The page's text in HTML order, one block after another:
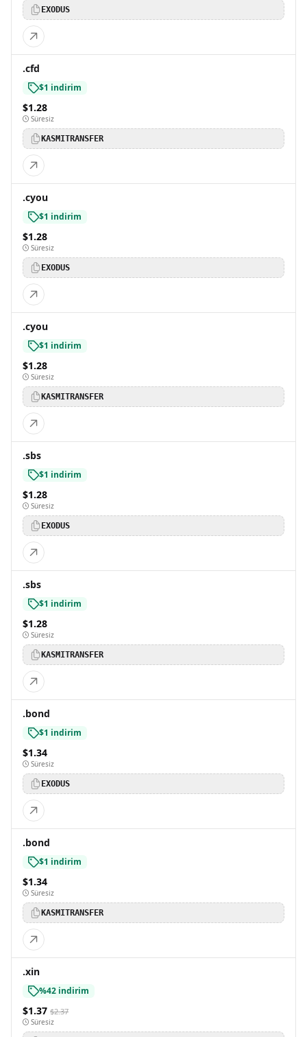
EXODUS
.cfd
$1 indirim
$1.28
Süresiz
KASMITRANSFER
.cyou
$1 indirim
$1.28
Süresiz
EXODUS
.cyou
$1 indirim
$1.28
Süresiz
KASMITRANSFER
.sbs
$1 indirim
$1.28
Süresiz
EXODUS
.sbs
$1 indirim
$1.28
Süresiz
KASMITRANSFER
.bond
$1 indirim
$1.34
Süresiz
EXODUS
.bond
$1 indirim
$1.34
Süresiz
KASMITRANSFER
.xin
%42 indirim
$1.37 $2.37
Süresiz